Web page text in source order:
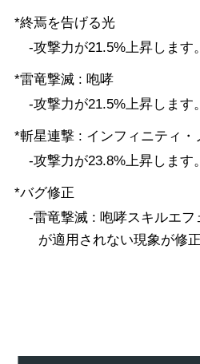
*終焉を告げる光
-攻撃力が21.5%上昇します。
*雷竜撃滅 : 咆哮
-攻撃力が21.5%上昇します。
*斬星連撃 : インフィニティ・
-攻撃力が23.8%上昇します。
*バグ修正
-雷竜撃滅 : 咆哮スキルエ
が適用されない現象が修